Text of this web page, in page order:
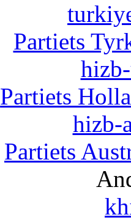
Partiets
Partiets
hizb-
Partiets